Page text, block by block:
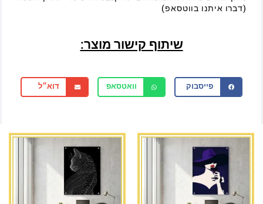
(דברו איתנו בווטסאפ)
שיתוף קישור מוצר:
פייסבוק וואטסאפ דוא״ל